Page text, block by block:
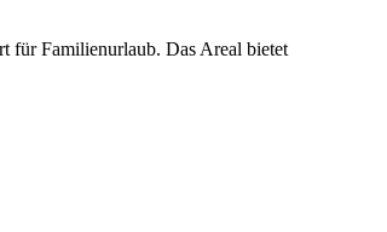
für Familienurlaub. Das Areal bietet